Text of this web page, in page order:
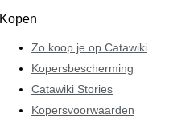
Kopen
Zo koop je op Catawiki
Kopersbescherming
Catawiki Stories
Kopersvoorwaarden